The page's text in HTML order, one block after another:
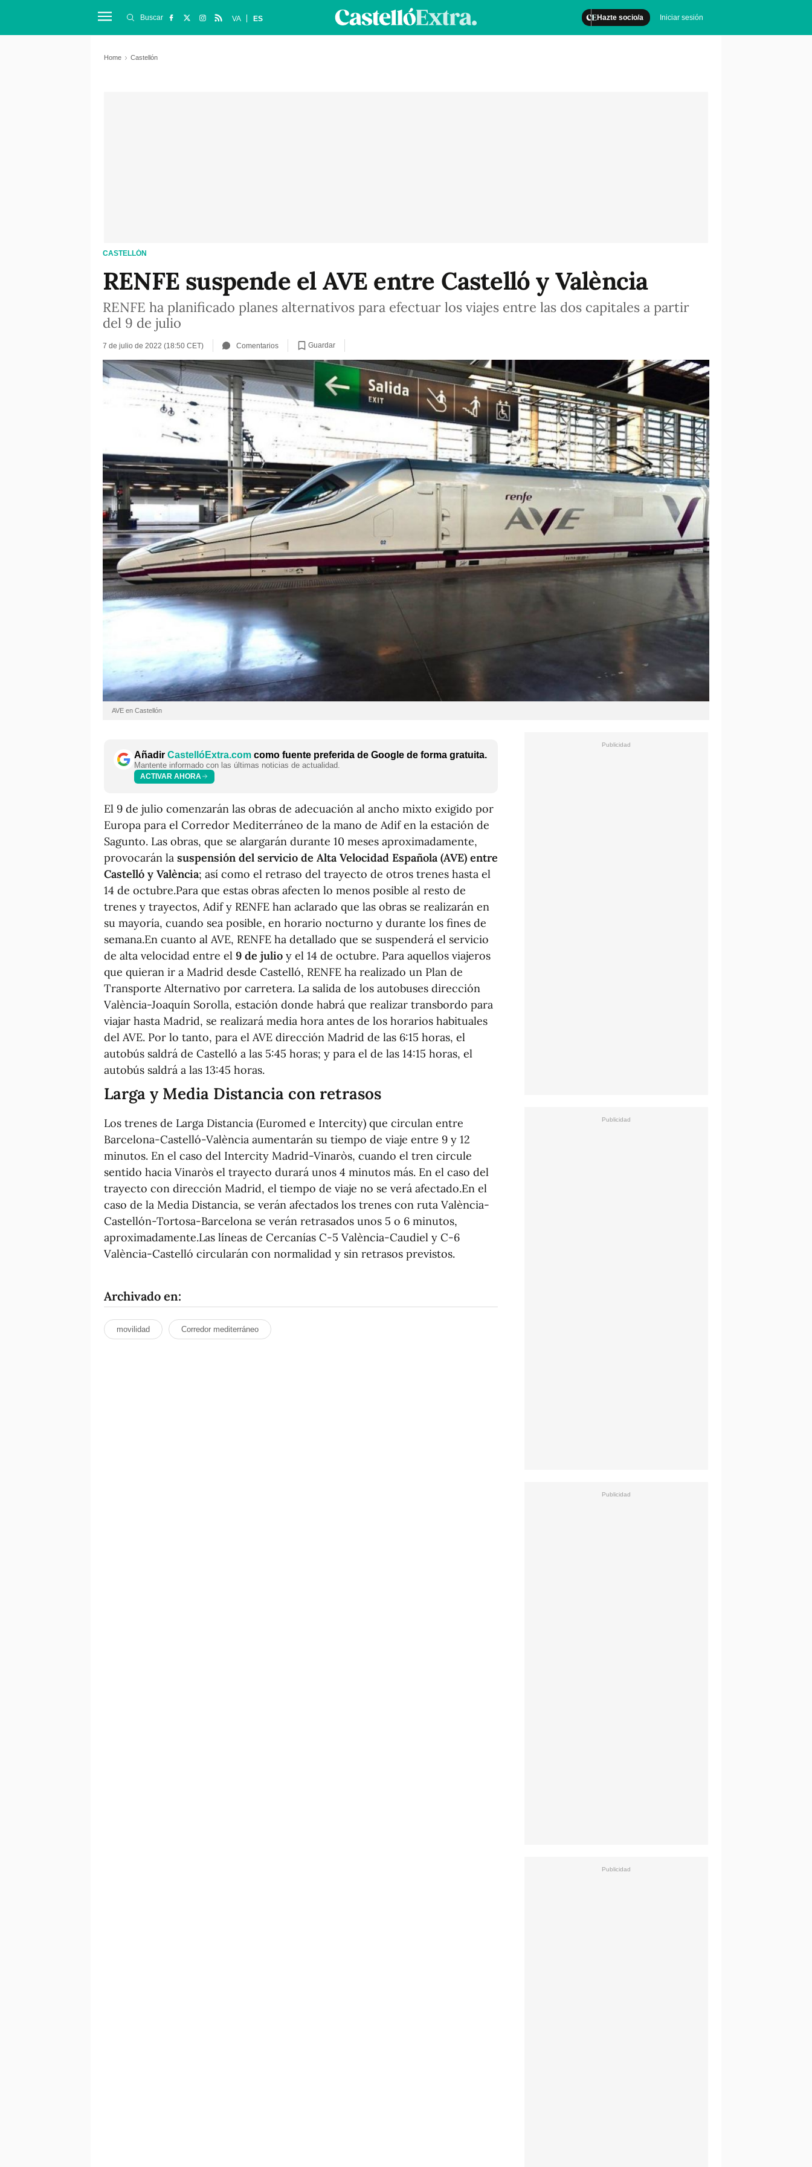
Hazte socio/a Iniciar sesión
Buscar VA ES
Home Castellón
CASTELLÓN
RENFE suspende el AVE entre Castelló y València
RENFE ha planificado planes alternativos para efectuar los viajes entre las dos capitales a partir
del 9 de julio
7 de julio de 2022 (18:50 CET) Comentarios Guardar
AVE en Castellón
Añadir CastellóExtra.com como fuente preferida de Google de forma gratuita.
Mantente informado con las últimas noticias de actualidad.
ACTIVAR AHORA
El 9 de julio comenzarán las obras de adecuación al ancho mixto exigido por
Europa para el Corredor Mediterráneo de la mano de Adif en la estación de
Sagunto. Las obras, que se alargarán durante 10 meses aproximadamente,
provocarán la suspensión del servicio de Alta Velocidad Española (AVE) entre
Castelló y València; así como el retraso del trayecto de otros trenes hasta el
14 de octubre.Para que estas obras afecten lo menos posible al resto de
trenes y trayectos, Adif y RENFE han aclarado que las obras se realizarán en
su mayoría, cuando sea posible, en horario nocturno y durante los fines de
semana.En cuanto al AVE, RENFE ha detallado que se suspenderá el servicio
de alta velocidad entre el 9 de julio y el 14 de octubre. Para aquellos viajeros
que quieran ir a Madrid desde Castelló, RENFE ha realizado un Plan de
Transporte Alternativo por carretera. La salida de los autobuses dirección
València-Joaquín Sorolla, estación donde habrá que realizar transbordo para
viajar hasta Madrid, se realizará media hora antes de los horarios habituales
del AVE. Por lo tanto, para el AVE dirección Madrid de las 6:15 horas, el
autobús saldrá de Castelló a las 5:45 horas; y para el de las 14:15 horas, el
autobús saldrá a las 13:45 horas.
Larga y Media Distancia con retrasos
Los trenes de Larga Distancia (Euromed e Intercity) que circulan entre
Barcelona-Castelló-València aumentarán su tiempo de viaje entre 9 y 12
minutos. En el caso del Intercity Madrid-Vinaròs, cuando el tren circule
sentido hacia Vinaròs el trayecto durará unos 4 minutos más. En el caso del
trayecto con dirección Madrid, el tiempo de viaje no se verá afectado.En el
caso de la Media Distancia, se verán afectados los trenes con ruta València-
Castellón-Tortosa-Barcelona se verán retrasados unos 5 o 6 minutos,
aproximadamente.Las líneas de Cercanías C-5 València-Caudiel y C-6
València-Castelló circularán con normalidad y sin retrasos previstos.
Archivado en:
movilidad Corredor mediterráneo